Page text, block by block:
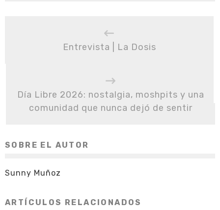
Entrevista | La Dosis
Día Libre 2026: nostalgia, moshpits y una
comunidad que nunca dejó de sentir
SOBRE EL AUTOR
Sunny Muñoz
ARTÍCULOS RELACIONADOS